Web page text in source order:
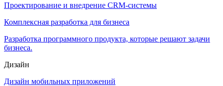
Проектирование и внедрение CRM-системы
Комплексная разработка для бизнеса
Разработка программного продукта, которые решают задачи
бизнеса.
Дизайн
Дизайн мобильных приложений